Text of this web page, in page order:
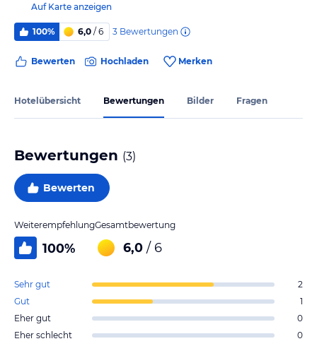
Auf Karte anzeigen
100% 6,0 / 6 3 Bewertungen
Bewerten Hochladen Merken
Hotelübersicht Bewertungen Bilder Fragen
Bewertungen (3)
Bewerten
Weiterempfehlung
100%
Gesamtbewertung
6,0 / 6
Sehr gut
2
Gut
1
Eher gut
0
Eher schlecht
0